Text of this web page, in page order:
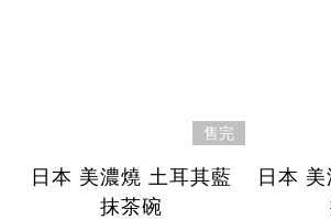
售完
日本 美濃燒 土耳其藍
抹茶碗
日本